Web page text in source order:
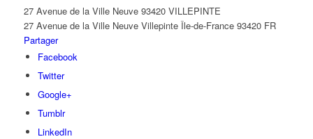
27 Avenue de la Ville Neuve 93420 VILLEPINTE
27 Avenue de la Ville Neuve Villepinte Île-de-France 93420 FR
Partager
Facebook
Twitter
Google+
Tumblr
LinkedIn